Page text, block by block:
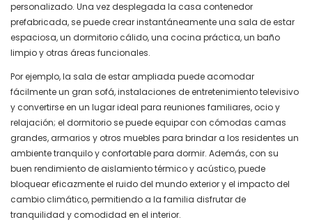
personalizado. Una vez desplegada la casa contenedor
prefabricada, se puede crear instantáneamente una sala de estar
espaciosa, un dormitorio cálido, una cocina práctica, un baño
limpio y otras áreas funcionales.
Por ejemplo, la sala de estar ampliada puede acomodar
fácilmente un gran sofá, instalaciones de entretenimiento televisivo
y convertirse en un lugar ideal para reuniones familiares, ocio y
relajación; el dormitorio se puede equipar con cómodas camas
grandes, armarios y otros muebles para brindar a los residentes un
ambiente tranquilo y confortable para dormir. Además, con su
buen rendimiento de aislamiento térmico y acústico, puede
bloquear eficazmente el ruido del mundo exterior y el impacto del
cambio climático, permitiendo a la familia disfrutar de
tranquilidad y comodidad en el interior.